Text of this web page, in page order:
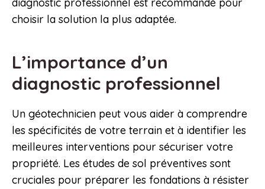
diagnostic professionnel est recommandé pour
choisir la solution la plus adaptée.
L’importance d’un
diagnostic professionnel
Un géotechnicien peut vous aider à comprendre
les spécificités de votre terrain et à identifier les
meilleures interventions pour sécuriser votre
propriété. Les études de sol préventives sont
cruciales pour préparer les fondations à résister